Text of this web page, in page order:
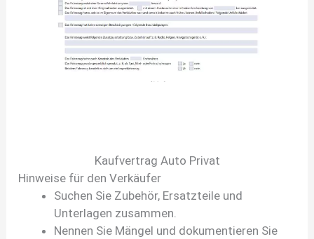
Kaufvertrag Auto Privat
Hinweise für den Verkäufer
Suchen Sie Zubehör, Ersatzteile und
Unterlagen zusammen.
Nennen Sie Mängel und dokumentieren Sie